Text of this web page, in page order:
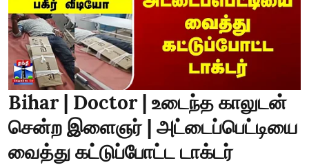
Bihar | Doctor | உடைந்த காலுடன்
சென்ற இளைஞர் | அட்டைப்பெட்டியை
வைத்து கட்டுப்போட்ட டாக்டர்